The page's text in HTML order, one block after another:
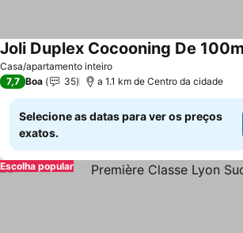
Casa/apartamento inteiro
Ver preços
7,7 Boa 35 a 1.1 km de Centro da cidade
Selecione as datas para ver os preços
exatos.
Escolha popular